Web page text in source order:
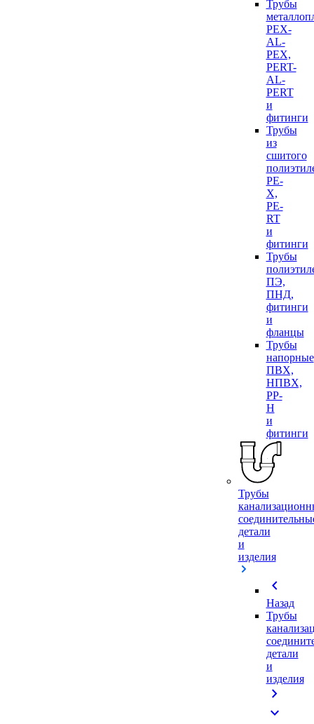
Трубы
PEX-
AL-
PEX,
PERT-
AL-
PERT
и
фитинги
Трубы
из
сшитого
PE-
X,
PE-
RT
и
фитинги
Трубы
ПЭ,
ПНД,
фитинги
и
фланцы
Трубы
напорные
ПВХ,
НПВХ,
PP-
H
и
фитинги
Трубы
детали
и
изделия
chevron_left
Назад
Трубы
детали
и
изделия
chevron_right
expand_more